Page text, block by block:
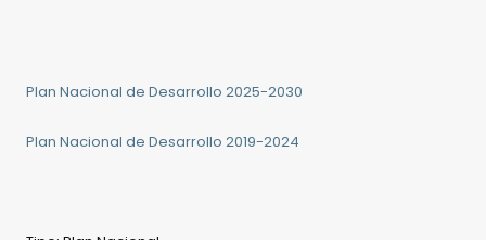
Plan Nacional de Desarrollo 2025-2030
Plan Nacional de Desarrollo 2019-2024